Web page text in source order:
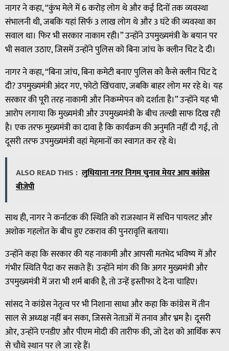
नागर ने कहा, “कुंभ मेले में 6 करोड़ लोग थे और कई दिनों तक व्यवस्था
संभालनी थी, जबकि यहां सिर्फ 3 लाख लोग थे और 3 घंटे की व्यवस्था का
सवाल था। फिर भी सरकार नाकाम रही।” उन्होंने उपमुख्यमंत्री के बयान पर
भी सवाल उठाए, जिसमें उन्होंने पुलिस को बिना जांच के क्लीन चिट दे दी।
नागर ने कहा, “बिना जांच, बिना कमेटी बनाए पुलिस को कैसे क्लीन चिट दे
दी? उपमुख्यमंत्री अंदर गए, फोटो खिंचवाए, जबकि बाहर लोग मर रहे थे। यह
सरकार की पूरी तरह नाकामी और निकम्मेपन को दर्शाता है।” उन्होंने यह भी
आरोप लगाया कि मुख्यमंत्री और उपमुख्यमंत्री के बीच तल्खी साफ दिख रही
है। एक तरफ मुख्यमंत्री का दावा है कि कार्यक्रम की अनुमति नहीं दी गई, तो
दूसरी तरफ उपमुख्यमंत्री वहां मेहमानों का स्वागत कर रहे थे।
ALSO READ THIS : लुधियाना नगर निगम चुनाव मेयर आप कांग्रेस
बीजेपी
साथ ही, नागर ने कर्नाटक की स्थिति को राजस्थान में सचिन पायलट और
अशोक गहलोत के बीच हुए टकराव की पुनरावृत्ति बताया।
उन्होंने कहा कि सरकार की यह नाकामी और आपसी मतभेद भविष्य में और
गंभीर स्थिति पैदा कर सकते हैं। उन्होंने मांग की कि अगर मुख्यमंत्री और
उपमुख्यमंत्री में जरा भी शर्म बाकी है, तो उन्हें इस्तीफा दे देना चाहिए।
सांसद ने कांग्रेस नेतृत्व पर भी निशाना साधा और कहा कि कांग्रेस में तीन
साल से अध्यक्ष नहीं बन सका, जिससे नेताओं में तनाव और भ्रम है। दूसरी
ओर, उन्होंने एनडीए और पीएम मोदी की तारीफ की, जो देश को आर्थिक रूप
से चौथे स्थान पर ले जा रहे हैं।